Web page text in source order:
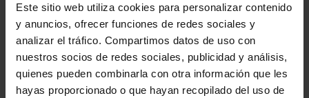
Este sitio web utiliza cookies para personalizar contenido
y anuncios, ofrecer funciones de redes sociales y
analizar el tráfico. Compartimos datos de uso con
nuestros socios de redes sociales, publicidad y análisis,
quienes pueden combinarla con otra información que les
hayas proporcionado o que hayan recopilado del uso de
- Resistentes al agua y flotantes; pesan solo unos gramos.
- Material Croslite™ totalmente moldeado para una
amortiguación ligera y mayor comodidad.
- Correa pivotante en el talón para un ajuste más seguro.
- Añádele tu toque personal con nuestros Jibbitz™.